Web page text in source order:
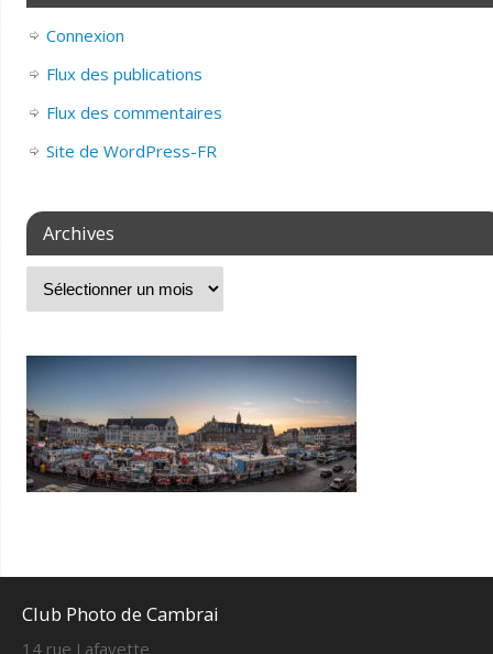
Connexion
Flux des publications
Flux des commentaires
Site de WordPress-FR
Archives
Club Photo de Cambrai
14 rue Lafayette